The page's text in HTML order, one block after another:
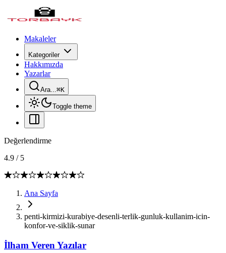
Makaleler
Kategoriler
Hakkımızda
Yazarlar
Ara...⌘K
Toggle theme
Değerlendirme
4.9 / 5
Ana Sayfa
penti-kirmizi-kurabiye-desenli-terlik-gunluk-kullanim-icin-
konfor-ve-siklik-sunar
İlham Veren Yazılar